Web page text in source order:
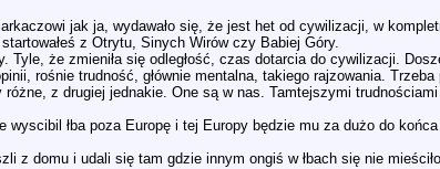
jak ja, wydawało się, że jest het od cywilizacji, w
z Otrytu, Sinych Wirów czy Babiej Góry.
Tyle, że zmieniła się odległość, czas dotarcia do cywilizacji.
rośnie trudność, głównie mentalna, takiego rajzowania.
z drugiej jednakie. One są w nas. Tamtejszymi
łba poza Europę i tej Europy będzie mu za dużo do
z domu i udali się tam gdzie innym ongiś w łbach się nie